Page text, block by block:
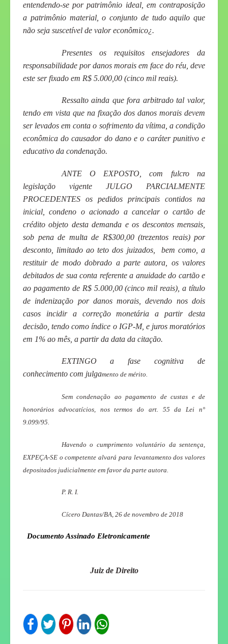
entendendo-se por patrimônio ideal, em contraposição
a patrimônio material, o conjunto de tudo aquilo que
não seja suscetível de valor econômico¿.
Presentes os requisitos ensejadores da
responsabilidade por danos morais em face do réu, deve
este ser fixado em R$ 5.000,00 (cinco mil reais).
Ressalto ainda que fora arbitrado tal valor,
tendo em vista que na fixação dos danos morais devem
ser levados em conta o sofrimento da vítima, a condição
econômica do causador do dano e o caráter punitivo e
educativo da condenação.
ANTE O EXPOSTO , com fulcro na
legislação vigente JULGO PARCIALMENTE
PROCEDENTES os pedidos principais contidos na
inicial, condeno o acionado a cancelar o cartão de
crédito objeto desta demanda e os descontos mensais,
sob pena de multa de R$300,00 (trezentos reais) por
desconto, limitado ao teto dos juizados, bem como, a
restituir de modo dobrado a parte autora, os valores
debitados de sua conta referente a anuidade do cartão e
ao pagamento de R$ 5.000,00 (cinco mil reais), a título
de indenização por danos morais, devendo nos dois
casos incidir a correção monetária a partir desta
decisão, tendo como índice o IGP-M, ejuros moratórios
em 1% ao mês, a partir da data da citação.
EXTINGO a fase cognitiva de
conhecimento com julgamento de mérito.
Sem condenação ao pagamento de custas e de
honorários advocatícios, nos termos do art. 55 da Lei n°
9.099/95.
Havendo o cumprimento voluntário da sentença,
EXPEÇA-SE o competente alvará para levantamento dos valores
depositados judicialmente em favor da parte autora.
P. R. I.
Cícero Dantas/BA, 26 de novembro de 2018
Documento Assinado Eletronicamente
Juiz de Direito